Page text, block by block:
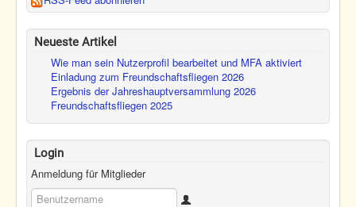
Neueste Artikel
Wie man sein Nutzerprofil bearbeitet und MFA aktiviert
Einladung zum Freundschaftsfliegen 2026
Ergebnis der Jahreshauptversammlung 2026
Freundschaftsfliegen 2025
Login
Anmeldung für Mitglieder